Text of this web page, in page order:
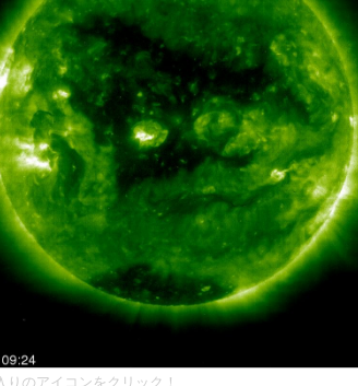
のアイコンをクリック！